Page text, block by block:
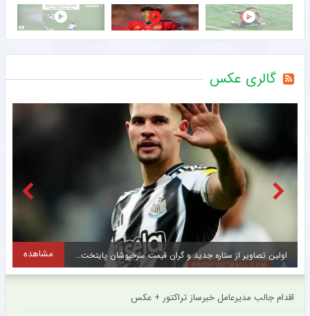
گالری عکس
اولین تصاویر از ستاره جدید و گران قیمت سرخپوشان پایتخت + عکس مشاهده
اقدام جالب مدیرعامل خبرساز تراکتور + عکس